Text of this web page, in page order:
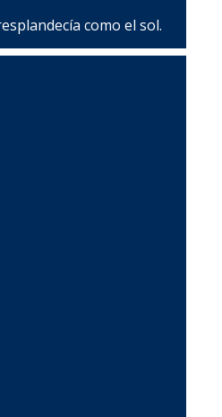
como el sol.